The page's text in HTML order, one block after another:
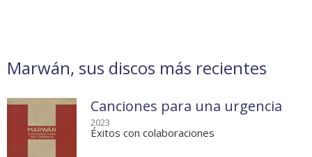
Marwán, sus discos más recientes
Canciones para una urgencia
2023
Éxitos con colaboraciones